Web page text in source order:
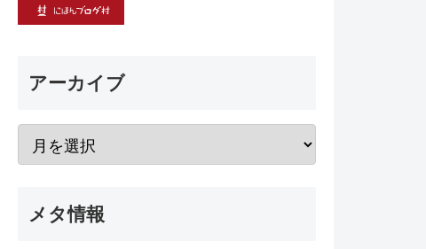
アーカイブ
メタ情報